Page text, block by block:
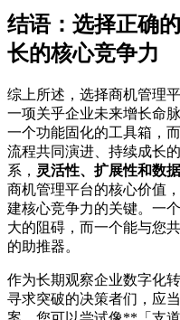
结语：选择正确
长的核心竞争力
综上所述，选择商机管理
一项关乎企业未来增长命
一个功能固化的工具箱，
流程共同演进、持续成长
系， 灵活性、扩展性和数
商机管理平台的核心价值
建核心竞争力的关键。一
大的阻碍，而一个能与您
的助推器。
作为长期观察企业数字化
寻求突破的决策者们，应